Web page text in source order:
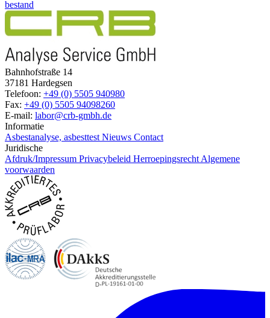
bestand
Bahnhofstraße 14
37181 Hardegsen
Telefoon: +49 (0) 5505 940980
Fax: +49 (0) 5505 94098260
E-mail: labor@crb-gmbh.de
Informatie
Asbestanalyse, asbesttest Nieuws Contact
Juridische
Afdruk/Impressum Privacybeleid Herroepingsrecht Algemene
voorwaarden